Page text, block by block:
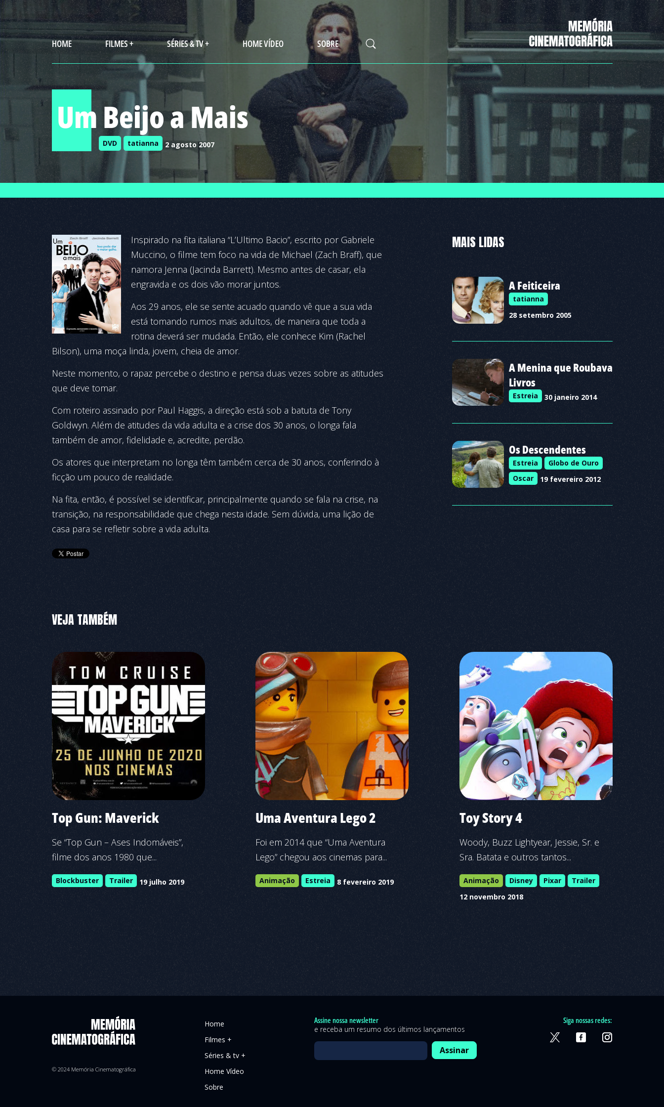
HOME FILMES + SÉRIES & TV + HOME VÍDEO SOBRE
Um Beijo a Mais
DVD tatianna 2 agosto 2007
Inspirado na fita italiana “L’Ultimo Bacio”, escrito por Gabriele
Muccino, o filme tem foco na vida de Michael (Zach Braff), que
namora Jenna (Jacinda Barrett). Mesmo antes de casar, ela
engravida e os dois vão morar juntos.
Aos 29 anos, ele se sente acuado quando vê que a sua vida
está tomando rumos mais adultos, de maneira que toda a
rotina deverá ser mudada. Então, ele conhece Kim (Rachel
Bilson), uma moça linda, jovem, cheia de amor.
Neste momento, o rapaz percebe o destino e pensa duas vezes sobre as atitudes
que deve tomar.
Com roteiro assinado por Paul Haggis, a direção está sob a batuta de Tony
Goldwyn. Além de atitudes da vida adulta e a crise dos 30 anos, o longa fala
também de amor, fidelidade e, acredite, perdão.
Os atores que interpretam no longa têm também cerca de 30 anos, conferindo à
ficção um pouco de realidade.
Na fita, então, é possível se identificar, principalmente quando se fala na crise, na
transição, na responsabilidade que chega nesta idade. Sem dúvida, uma lição de
casa para se refletir sobre a vida adulta.
MAIS LIDAS
A Feiticeira
tatianna
28 setembro 2005
A Menina que Roubava
Livros
Estreia 30 janeiro 2014
Os Descendentes
Estreia
Globo de Ouro
Oscar
19 fevereiro 2012
VEJA TAMBÉM
Top Gun: Maverick
Se “Top Gun – Ases Indomáveis”,
filme dos anos 1980 que...
Blockbuster Trailer 19 julho 2019
Uma Aventura Lego 2
Foi em 2014 que “Uma Aventura
Lego” chegou aos cinemas para...
Animação Estreia 8 fevereiro 2019
Toy Story 4
Woody, Buzz Lightyear, Jessie, Sr. e
Sra. Batata e outros tantos...
Animação Disney Pixar
Trailer
12 novembro 2018
© 2024 Memória Cinematográfica
Home
Filmes +
Séries & tv +
Home Vídeo
Sobre
Assine nossa newsletter
e receba um resumo dos últimos lançamentos
Siga nossas redes: